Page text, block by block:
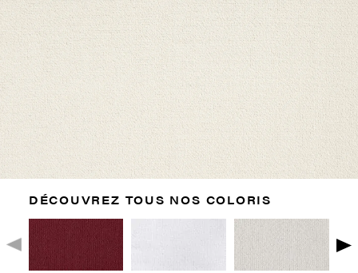
DÉCOUVREZ TOUS NOS COLORIS